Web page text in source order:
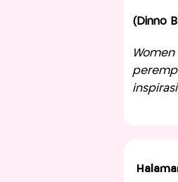
(Dinno